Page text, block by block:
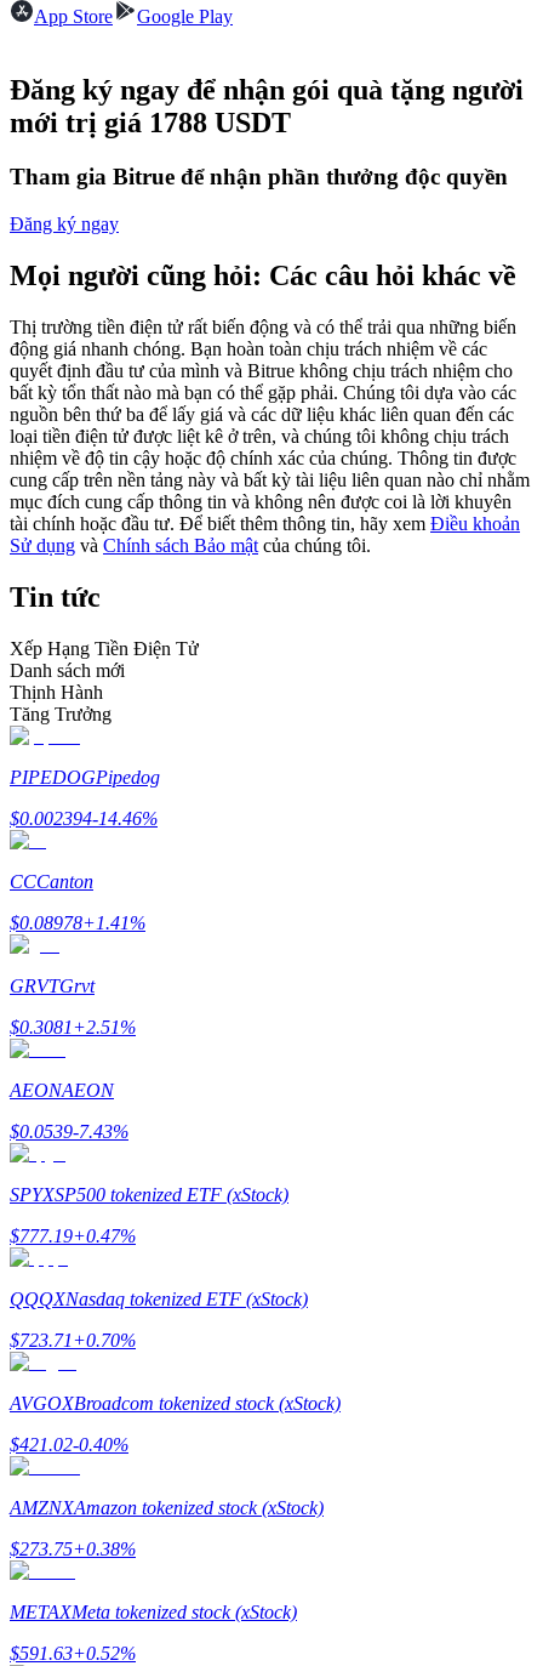
USDC Futures vĩnh cửu
Tham gia cùng các nhà giao dịch hàng đầu
Trở thành Nhà giao dịch Sao chép
Tận hưởng chia sẻ lợi nhuận và hoa hồng giao dịch sao chép
Thông tin
Phân tích dữ liệu lớn bao gồm thông tin giao dịch, v.v.
Học cách duy trì lợi nhuận
App Store
Google Play
Đăng ký ngay để nhận gói quà tặng người
mới trị giá 1788 USDT
Tham gia Bitrue để nhận phần thưởng độc quyền
Đăng ký ngay
Mọi người cũng hỏi: Các câu hỏi khác về
Thị trường tiền điện tử rất biến động và có thể trải qua những biến
động giá nhanh chóng. Bạn hoàn toàn chịu trách nhiệm về các
quyết định đầu tư của mình và Bitrue không chịu trách nhiệm cho
bất kỳ tổn thất nào mà bạn có thể gặp phải. Chúng tôi dựa vào các
nguồn bên thứ ba để lấy giá và các dữ liệu khác liên quan đến các
loại tiền điện tử được liệt kê ở trên, và chúng tôi không chịu trách
nhiệm về độ tin cậy hoặc độ chính xác của chúng. Thông tin được
cung cấp trên nền tảng này và bất kỳ tài liệu liên quan nào chỉ nhằm
mục đích cung cấp thông tin và không nên được coi là lời khuyên
tài chính hoặc đầu tư. Để biết thêm thông tin, hãy xem Điều khoản
Sử dụng và Chính sách Bảo mật của chúng tôi.
Tin tức
Xếp Hạng Tiền Điện Tử
Danh sách mới
Thịnh Hành
Tăng Trưởng
PIPEDOGPipedog
$0.002394-14.46%
CCCanton
$0.08978+1.41%
GRVTGrvt
$0.3081+2.51%
AEONAEON
$0.0539-7.43%
SPYXSP500 tokenized ETF (xStock)
$777.19+0.47%
QQQXNasdaq tokenized ETF (xStock)
$723.71+0.70%
AVGOXBroadcom tokenized stock (xStock)
$421.02-0.40%
AMZNXAmazon tokenized stock (xStock)
$273.75+0.38%
METAXMeta tokenized stock (xStock)
$591.63+0.52%